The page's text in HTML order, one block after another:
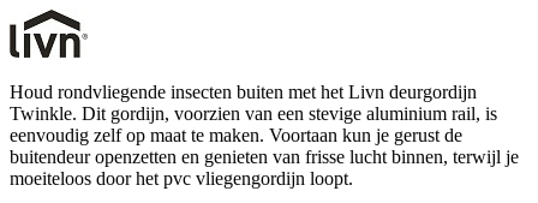
Houd rondvliegende insecten buiten met het Livn deurgordijn
Twinkle. Dit gordijn, voorzien van een stevige aluminium rail, is
eenvoudig zelf op maat te maken. Voortaan kun je gerust de
buitendeur openzetten en genieten van frisse lucht binnen, terwijl je
moeiteloos door het pvc vliegengordijn loopt.